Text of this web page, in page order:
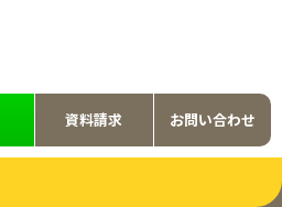
資料請求 お問い合わせ